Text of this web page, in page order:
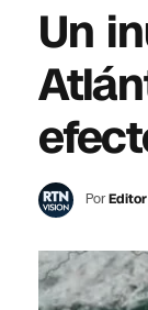
Un
PorEditor